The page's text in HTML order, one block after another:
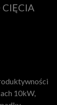
10kW,